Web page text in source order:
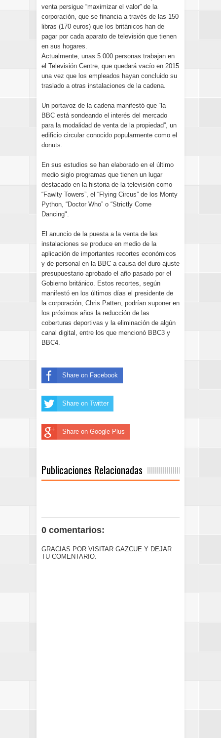
venta persigue “maximizar el valor” de la
corporación, que se financia a través de las 150
libras (170 euros) que los británicos han de
pagar por cada aparato de televisión que tienen
en sus hogares.
Actualmente, unas 5.000 personas trabajan en
el Televisión Centre, que quedará vacío en 2015
una vez que los empleados hayan concluido su
traslado a otras instalaciones de la cadena.
Un portavoz de la cadena manifestó que “la
BBC está sondeando el interés del mercado
para la modalidad de venta de la propiedad”, un
edificio circular conocido popularmente como el
donuts.
En sus estudios se han elaborado en el último
medio siglo programas que tienen un lugar
destacado en la historia de la televisión como
“Fawlty Towers”, el “Flying Circus” de los Monty
Python, “Doctor Who” o “Strictly Come
Dancing".
El anuncio de la puesta a la venta de las
instalaciones se produce en medio de la
aplicación de importantes recortes económicos
y de personal en la BBC a causa del duro ajuste
presupuestario aprobado el año pasado por el
Gobierno británico. Estos recortes, según
manifestó en los últimos días el presidente de
la corporación, Chris Patten, podrían suponer en
los próximos años la reducción de las
coberturas deportivas y la eliminación de algún
canal digital, entre los que mencionó BBC3 y
BBC4.
Share on Facebook
Share on Twitter
Share on Google Plus
Publicaciones Relacionadas
0 comentarios:
GRACIAS POR VISITAR GAZCUE Y DEJAR
TU COMENTARIO.